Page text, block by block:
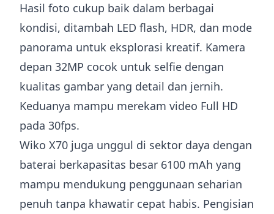
Hasil foto cukup baik dalam berbagai
kondisi, ditambah LED flash, HDR, dan mode
panorama untuk eksplorasi kreatif. Kamera
depan 32MP cocok untuk selfie dengan
kualitas gambar yang detail dan jernih.
Keduanya mampu merekam video Full HD
pada 30fps.
Wiko X70 juga unggul di sektor daya dengan
baterai berkapasitas besar 6100 mAh yang
mampu mendukung penggunaan seharian
penuh tanpa khawatir cepat habis. Pengisian